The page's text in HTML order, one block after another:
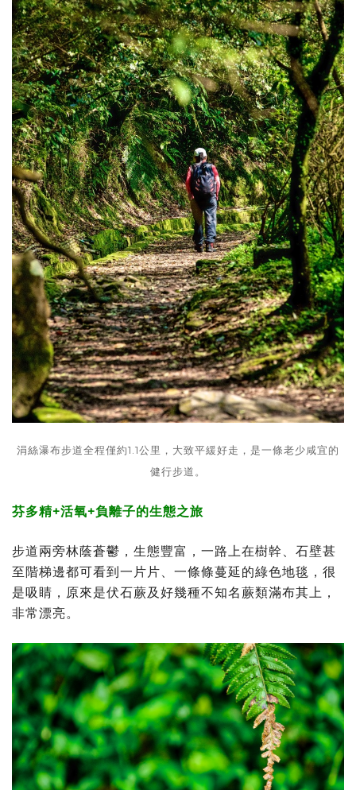
涓絲瀑布步道全程僅約1.1公里，大致平緩好走，是一條老少咸宜的
健行步道。
芬多精+活氧+負離子的生態之旅
步道兩旁林蔭蒼鬱，生態豐富，一路上在樹幹、石壁甚
至階梯邊都可看到一片片、一條條蔓延的綠色地毯，很
是吸睛，原來是伏石蕨及好幾種不知名蕨類滿布其上，
非常漂亮。